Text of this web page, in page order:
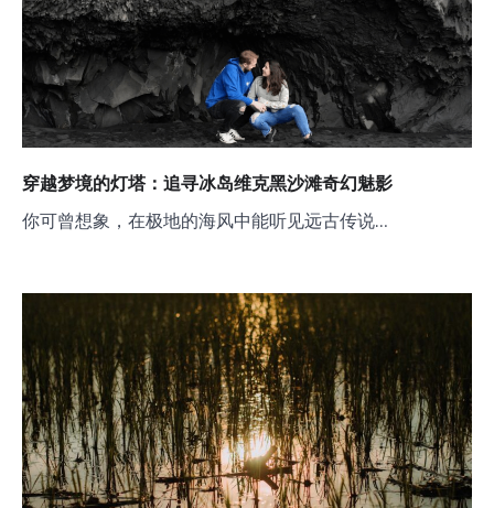
穿越梦境的灯塔：追寻冰岛维克黑沙滩奇幻魅影
你可曾想象，在极地的海风中能听见远古传说…